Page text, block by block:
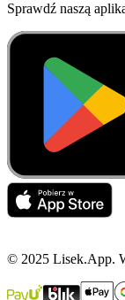
Sprawdź naszą
© 2025 Lisek.App.